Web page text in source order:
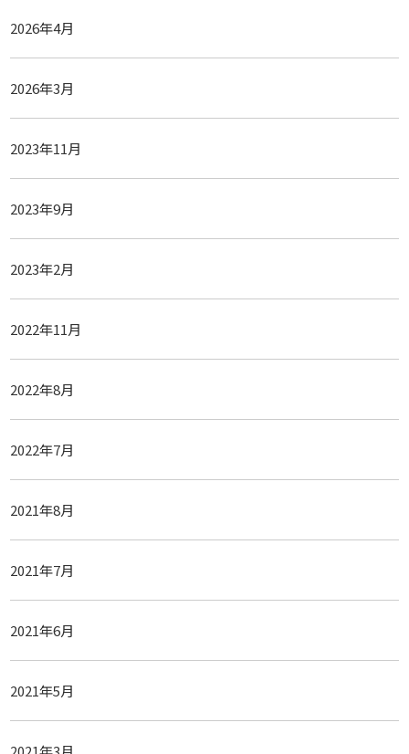
2026年4月
2026年3月
2023年11月
2023年9月
2023年2月
2022年11月
2022年8月
2022年7月
2021年8月
2021年7月
2021年6月
2021年5月